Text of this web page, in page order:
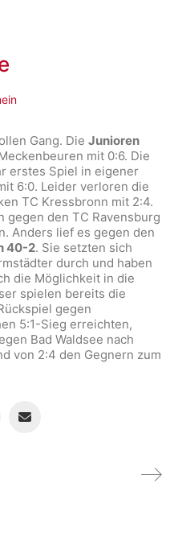
Gang. Die Junioren
mit 0:6. Die
erstes Spiel in eigener
6:0. Leider verloren die
TC Kressbronn mit 2:4.
gegen den TC Ravensburg
Anders lief es gegen den
40-2. Sie setzten sich
durch und haben
die Möglichkeit in die
spielen bereits die
gegen
5:1-Sieg erreichten,
Bad Waldsee nach
von 2:4 den Gegnern zum